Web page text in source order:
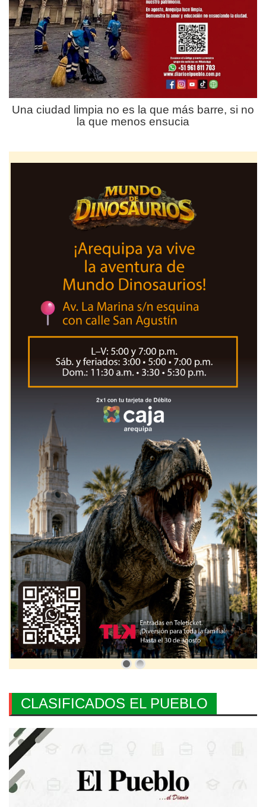
Una ciudad limpia no es la que más barre, si no
la que menos ensucia
CLASIFICADOS EL PUEBLO